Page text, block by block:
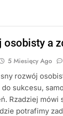
osobisty a
5 Miesięcy Ago
rozwój
sukcesu,
Rzadziej mówi
potrafimy